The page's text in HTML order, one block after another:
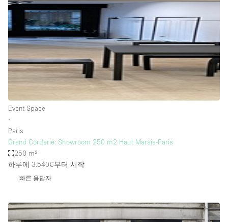
Event Space
∙
Paris
Grand Corderie: Showroom 250 m2 Haut Marais-Paris
250 m²
하루에 3.540€부터 시작
빠른 응답자